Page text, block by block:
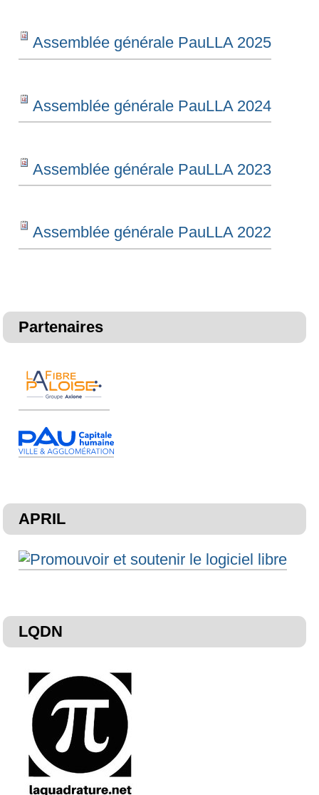
Assemblée générale PauLLA 2025
Assemblée générale PauLLA 2024
Assemblée générale PauLLA 2023
Assemblée générale PauLLA 2022
Partenaires
APRIL
LQDN